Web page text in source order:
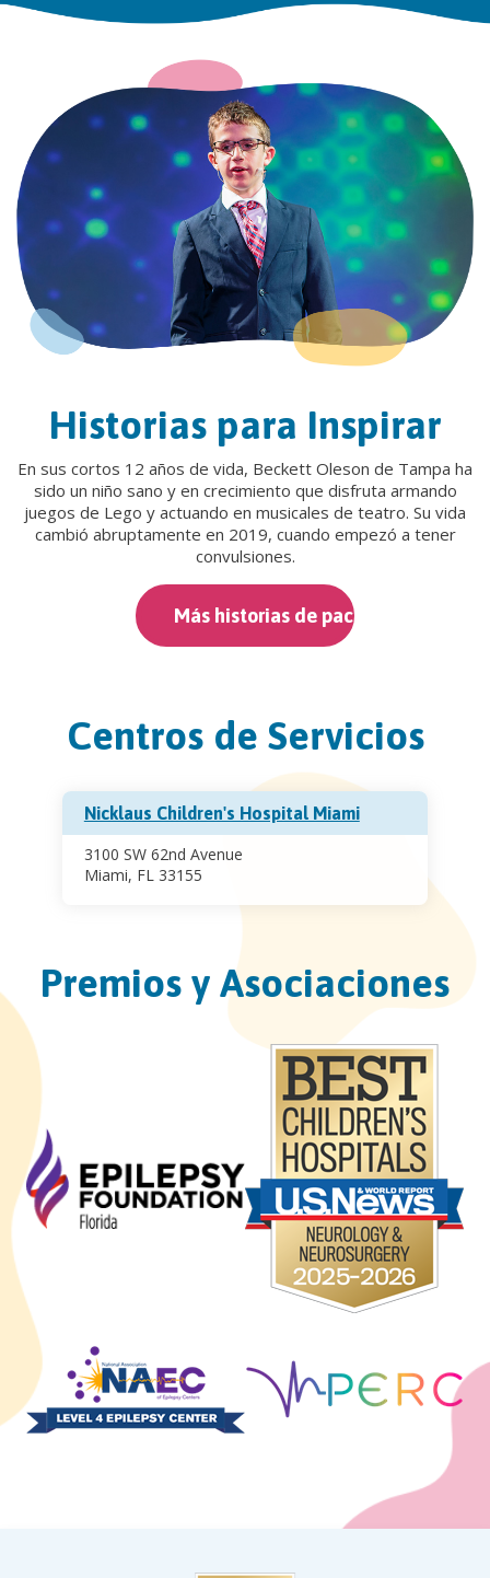
Historias para Inspirar
En sus cortos 12 años de vida, Beckett Oleson de Tampa ha
sido un niño sano y en crecimiento que disfruta armando
juegos de Lego y actuando en musicales de teatro. Su vida
cambió abruptamente en 2019, cuando empezó a tener
convulsiones.
Más historias de pacientes
Centros de Servicios
Nicklaus Children's Hospital Miami
3100 SW 62nd Avenue
Miami, FL 33155
Premios y Asociaciones